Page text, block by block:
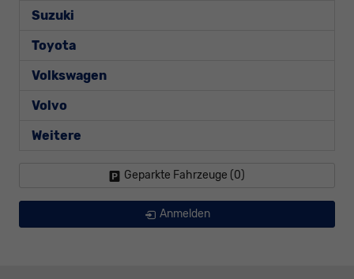
Suzuki
Toyota
Volkswagen
Volvo
Weitere
Geparkte Fahrzeuge (0)
Anmelden